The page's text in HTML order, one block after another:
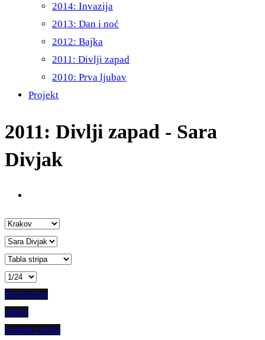
2014: Invazija
2013: Dan i noć
2012: Bajka
2011: Divlji zapad
2010: Prva ljubav
Projekt
2011: Divlji zapad - Sara
Divjak
Prethodno
Iduće
Spisak crtača